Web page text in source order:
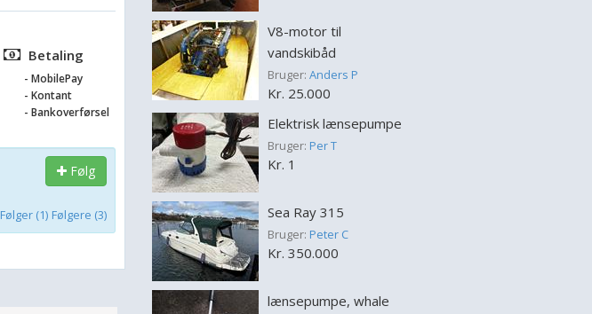
Betaling
- MobilePay
- Kontant
- Bankoverførsel
Følg
Følger (1) Følgere (3)
V8-motor til
vandskibåd
Bruger: Anders P
Kr. 25.000
Elektrisk lænsepumpe
Bruger: Per T
Kr. 1
Sea Ray 315
Bruger: Peter C
Kr. 350.000
lænsepumpe, whale